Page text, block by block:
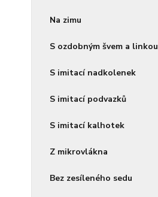
Na zimu
S ozdobným švem a linkou
S imitací nadkolenek
S imitací podvazků
S imitací kalhotek
Z mikrovlákna
Bez zesíleného sedu